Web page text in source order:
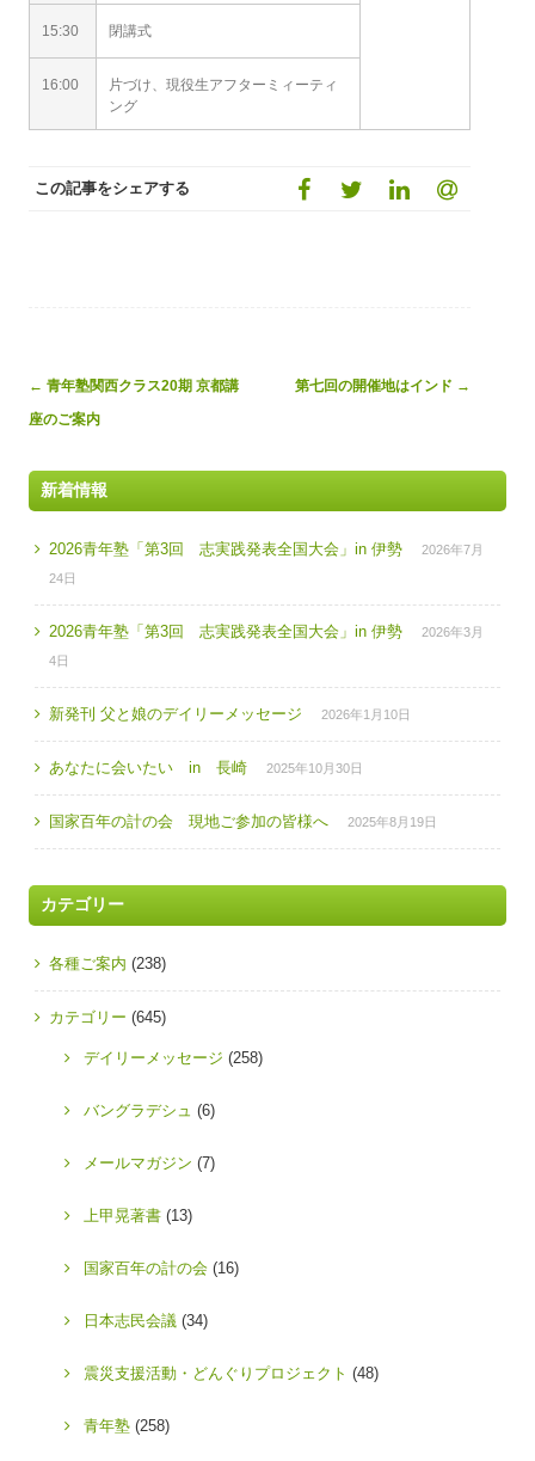
15:30 閉講式
16:00
片づけ、現役生アフターミィーティ
ング
この記事をシェアする
Post
navigation
← 青年塾関西クラス20期 京都講
座のご案内
第七回の開催地はインド →
新着情報
2026青年塾「第3回 志実践発表全国大会」in 伊勢
2026年7月
24日
2026青年塾「第3回 志実践発表全国大会」in 伊勢
2026年3月
4日
新発刊 父と娘のデイリーメッセージ 2026年1月10日
あなたに会いたい in 長崎 2025年10月30日
国家百年の計の会 現地ご参加の皆様へ 2025年8月19日
カテゴリー
各種ご案内 (238)
カテゴリー (645)
デイリーメッセージ (258)
バングラデシュ (6)
メールマガジン (7)
上甲晃著書 (13)
国家百年の計の会 (16)
日本志民会議 (34)
震災支援活動・どんぐりプロジェクト (48)
青年塾 (258)